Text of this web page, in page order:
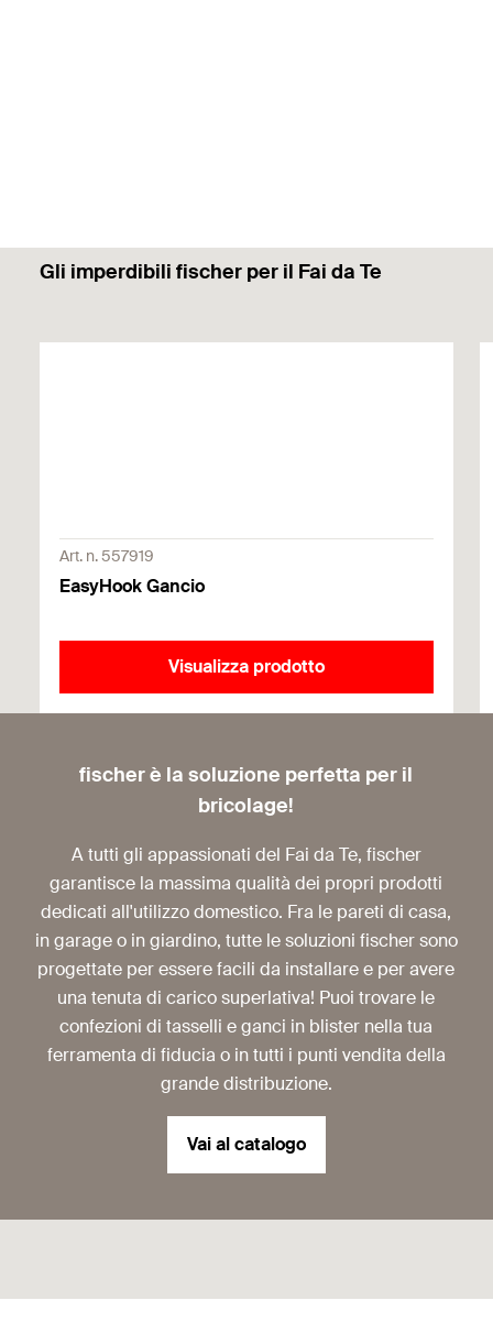
Gli imperdibili fischer per il Fai da Te
Art. n. 557919
EasyHook Gancio
Visualizza prodotto
fischer è la soluzione perfetta per il
bricolage!
A tutti gli appassionati del Fai da Te, fischer
garantisce la massima qualità dei propri prodotti
dedicati all'utilizzo domestico. Fra le pareti di casa,
in garage o in giardino, tutte le soluzioni fischer sono
progettate per essere facili da installare e per avere
una tenuta di carico superlativa! Puoi trovare le
confezioni di tasselli e ganci in blister nella tua
ferramenta di fiducia o in tutti i punti vendita della
grande distribuzione.
Vai al catalogo